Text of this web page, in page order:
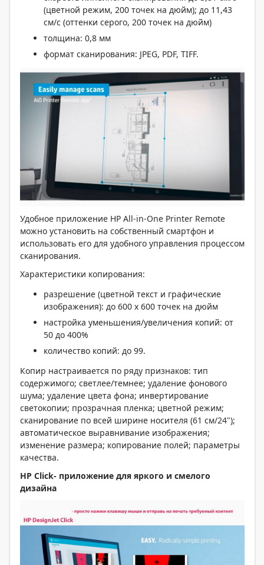
(цветной режим, 200 точек на дюйм); до 11,43
см/с (оттенки серого, 200 точек на дюйм)
толщина: 0,8 мм
формат сканирования: JPEG, PDF, TIFF.
Удобное приложение HP All-in-One Printer Remote
можно установить на собственный смартфон и
использовать его для удобного управления процессом
сканирования.
Характеристики копирования:
разрешение (цветной текст и графические
изображения): до 600 х 600 точек на дюйм
настройка уменьшения/увеличения копий: от
50 до 400%
количество копий: до 99.
Копир настраивается по ряду признаков: тип
содержимого; светлее/темнее; удаление фонового
шума; удаление цвета фона; инвертирование
светокопии; прозрачная пленка; цветной режим;
сканирование по всей ширине носителя (61 см/24");
автоматическое выравнивание изображения;
изменение размера; копирование полей; параметры
качества.
HP Click- приложение для яркого и смелого
дизайна